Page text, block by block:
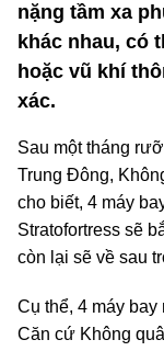
nặng tầm xa
khác nhau, có
hoặc vũ khí
xác.
Sau một tháng
Trung Đông,
cho biết, 4 máy
Stratofortress sẽ
còn lại sẽ về sau
Cụ thể, 4 máy
Căn cứ Không